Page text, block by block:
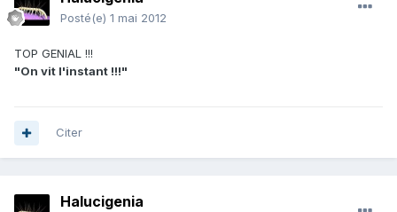
Posté(e) 1 mai 2012
TOP GENIAL !!!
"On vit l'instant !!!"
Citer
Halucigenia